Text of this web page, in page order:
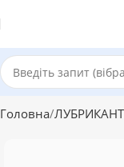
Головна